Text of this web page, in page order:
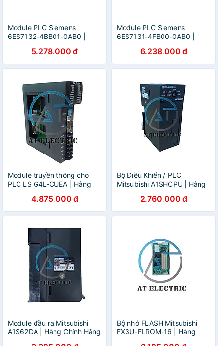
Module PLC Siemens
6ES7132-4BB01-0AB0 |
5.278.000 đ
Module PLC Siemens
6ES7131-4FB00-0AB0 |
6.238.000 đ
Module truyền thông cho
PLC LS G4L-CUEA | Hàng
4.875.000 đ
Bộ Điều Khiển / PLC
Mitsubishi A1SHCPU | Hàng
2.760.000 đ
Module đầu ra Mitsubishi
A1S62DA | Hàng Chính Hãng
Bộ nhớ FLASH Mitsubishi
FX3U-FLROM-16 | Hàng